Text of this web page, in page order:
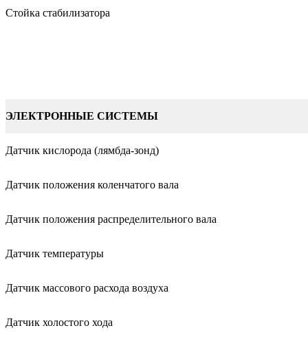
Стойка стабилизатора
ЭЛЕКТРОННЫЕ СИСТЕМЫ
Датчик кислорода (лямбда-зонд)
Датчик положения коленчатого вала
Датчик положения распределительного вала
Датчик температуры
Датчик массового расхода воздуха
Датчик холостого хода